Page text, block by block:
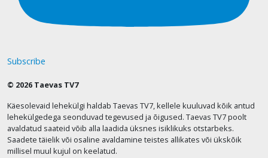
Subscribe
© 2026 Taevas TV7
Käesolevaid lehekülgi haldab Taevas TV7, kellele kuuluvad kõik antud
lehekülgedega seonduvad tegevused ja õigused. Taevas TV7 poolt
avaldatud saateid võib alla laadida üksnes isiklikuks otstarbeks.
Saadete täielik või osaline avaldamine teistes allikates või ükskõik
millisel muul kujul on keelatud.